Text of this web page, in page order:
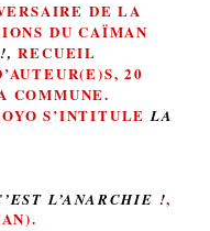
DE LA
DU CAÏMAN
!,RECUEIL
20
COMMUNE.
S’INTITULELA
L’ANARCHIE !,